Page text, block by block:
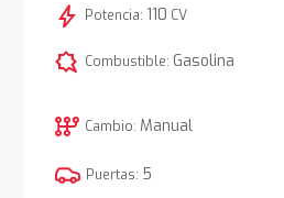
bolt Potencia: 110 CV
comic_bubble Combustible: Gasolina
auto_transmission Cambio: Manual
Puertas: 5